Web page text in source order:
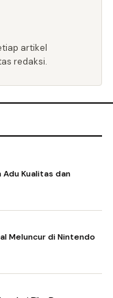
artikel
redaksi.
Adu Kualitas dan
Meluncur di Nintendo